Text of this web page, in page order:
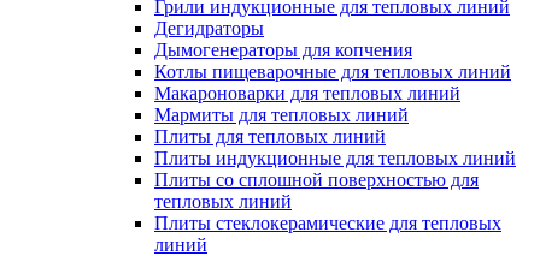
Грили индукционные для тепловых линий
Дегидраторы
Дымогенераторы для копчения
Котлы пищеварочные для тепловых линий
Макароноварки для тепловых линий
Мармиты для тепловых линий
Плиты для тепловых линий
Плиты индукционные для тепловых линий
Плиты со сплошной поверхностью для
тепловых линий
Плиты стеклокерамические для тепловых
линий